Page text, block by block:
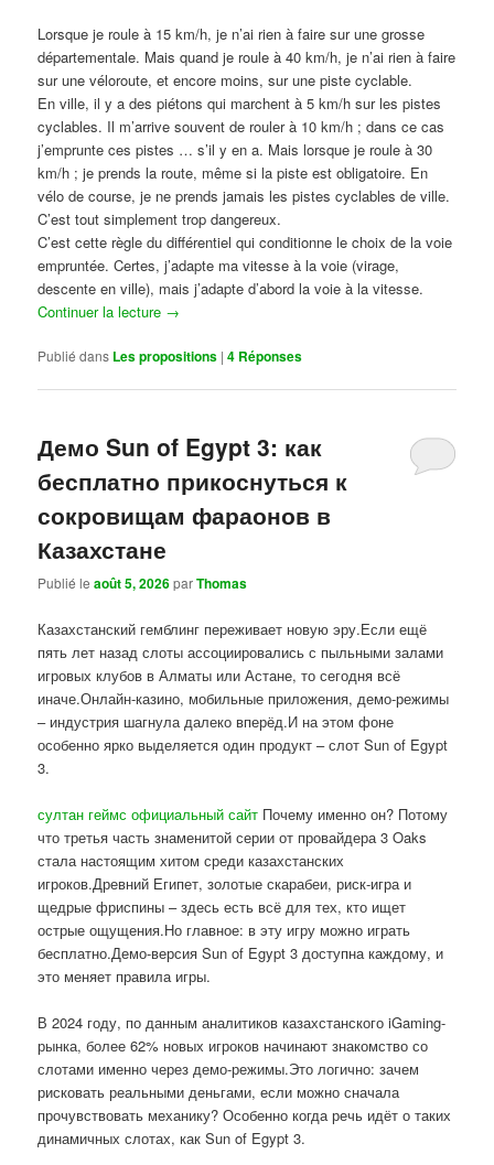
Lorsque je roule à 15 km/h, je n’ai rien à faire sur une grosse
départementale. Mais quand je roule à 40 km/h, je n’ai rien à faire
sur une véloroute, et encore moins, sur une piste cyclable.
En ville, il y a des piétons qui marchent à 5 km/h sur les pistes
cyclables. Il m’arrive souvent de rouler à 10 km/h ; dans ce cas
j’emprunte ces pistes … s’il y en a. Mais lorsque je roule à 30
km/h ; je prends la route, même si la piste est obligatoire. En
vélo de course, je ne prends jamais les pistes cyclables de ville.
C’est tout simplement trop dangereux.
C’est cette règle du différentiel qui conditionne le choix de la voie
empruntée. Certes, j’adapte ma vitesse à la voie (virage,
descente en ville), mais j’adapte d’abord la voie à la vitesse.
Continuer la lecture →
Publié dans Les propositions |4 Réponses
Демо Sun of Egypt 3: как
бесплатно прикоснуться к
сокровищам фараонов в
Казахстане
Publié leaoût 5, 2026parThomas
Казахстанский гемблинг переживает новую эру.Если ещё
пять лет назад слоты ассоциировались с пыльными залами
игровых клубов в Алматы или Астане, то сегодня всё
иначе.Онлайн-казино, мобильные приложения, демо-режимы
– индустрия шагнула далеко вперёд.И на этом фоне
особенно ярко выделяется один продукт – слот Sun of Egypt
3.
султан геймс официальный сайт Почему именно он? Потому
что третья часть знаменитой серии от провайдера 3 Oaks
стала настоящим хитом среди казахстанских
игроков.Древний Египет, золотые скарабеи, риск-игра и
щедрые фриспины – здесь есть всё для тех, кто ищет
острые ощущения.Но главное: в эту игру можно играть
бесплатно.Демо-версия Sun of Egypt 3 доступна каждому, и
это меняет правила игры.
В 2024 году, по данным аналитиков казахстанского iGaming-
рынка, более 62% новых игроков начинают знакомство со
слотами именно через демо-режимы.Это логично: зачем
рисковать реальными деньгами, если можно сначала
прочувствовать механику? Особенно когда речь идёт о таких
динамичных слотах, как Sun of Egypt 3.